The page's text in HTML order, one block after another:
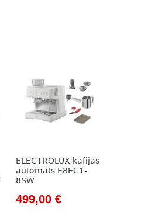
ELECTROLUX kafijas
automāts E8EC1-
8SW
Original
499,00 €Current